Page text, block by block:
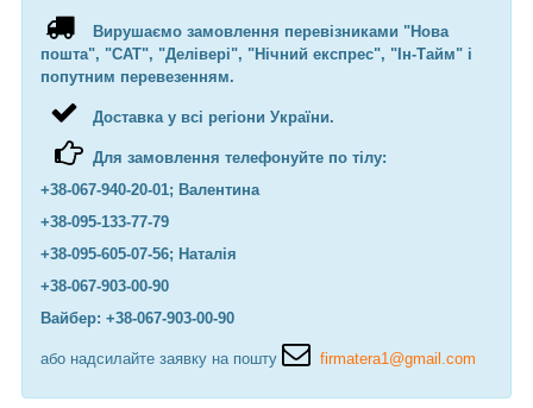
Вирушаємо замовлення перевізниками "Нова
пошта", "САТ", "Делівері", "Нічний експрес", "Ін-Тайм" і
попутним перевезенням.
Доставка у всі регіони України.
Для замовлення телефонуйте по тілу:
+38-067-940-20-01; Валентина
+38-095-133-77-79
+38-095-605-07-56; Наталія
+38-067-903-00-90
Вайбер: +38-067-903-00-90
або надсилайте заявку на пошту firmatera1@gmail.com